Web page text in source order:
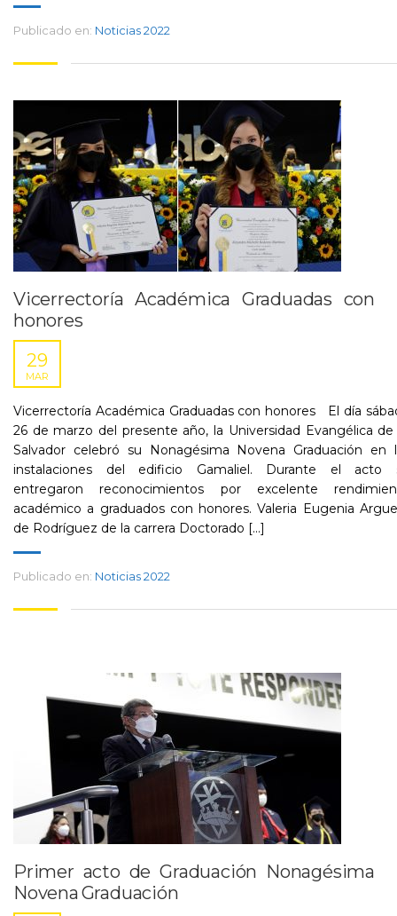
Publicado en: Noticias 2022
Vicerrectoría Académica Graduadas con
honores
29
MAR
Vicerrectoría Académica Graduadas con honores El día
26 de marzo del presente año, la Universidad Evangélica de
Salvador celebró su Nonagésima Novena Graduación en
instalaciones del edificio Gamaliel. Durante el acto
entregaron reconocimientos por excelente
académico a graduados con honores. Valeria Eugenia
de Rodríguez de la carrera Doctorado [...]
Publicado en: Noticias 2022
Primer acto de Graduación Nonagésima
Novena Graduación